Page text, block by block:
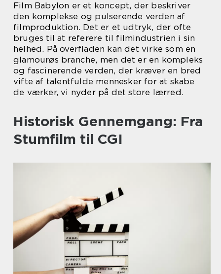
Film Babylon er et koncept, der beskriver
den komplekse og pulserende verden af
filmproduktion. Det er et udtryk, der ofte
bruges til at referere til filmindustrien i sin
helhed. På overfladen kan det virke som en
glamourøs branche, men det er en kompleks
og fascinerende verden, der kræver en bred
vifte af talentfulde mennesker for at skabe
de værker, vi nyder på det store lærred.
Historisk Gennemgang: Fra
Stumfilm til CGI